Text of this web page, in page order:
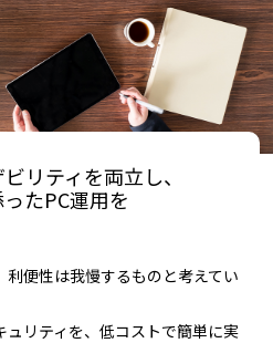
リティを両立し、
たPC運用を
便性は我慢するものと考えてい
ュリティを、低コストで簡単に実